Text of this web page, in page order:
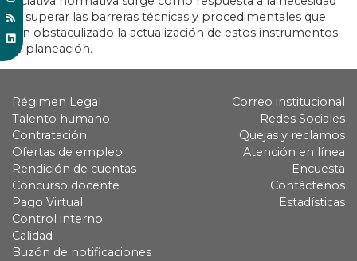
de superar las barreras técnicas y procedimentales que
han obstaculizado la actualización de estos instrumentos
de planeación.
Régimen Legal
Talento humano
Contratación
Ofertas de empleo
Rendición de cuentas
Concurso docente
Pago Virtual
Control interno
Calidad
Buzón de notificaciones
Correo institucional
Redes Sociales
Quejas y reclamos
Atención en línea
Encuesta
Contáctenos
Estadísticas